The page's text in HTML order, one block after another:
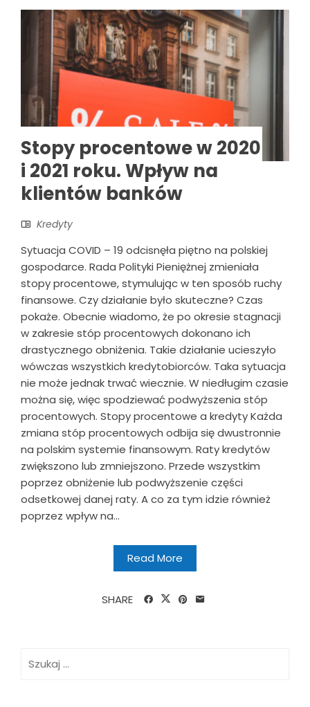
Stopy procentowe w 2020
i 2021 roku. Wpływ na
klientów banków
Kredyty
Sytuacja COVID – 19 odcisnęła piętno na polskiej
gospodarce. Rada Polityki Pieniężnej zmieniała
stopy procentowe, stymulując w ten sposób ruchy
finansowe. Czy działanie było skuteczne? Czas
pokaże. Obecnie wiadomo, że po okresie stagnacji
w zakresie stóp procentowych dokonano ich
drastycznego obniżenia. Takie działanie ucieszyło
wówczas wszystkich kredytobiorców. Taka sytuacja
nie może jednak trwać wiecznie. W niedługim czasie
można się, więc spodziewać podwyższenia stóp
procentowych. Stopy procentowe a kredyty Każda
zmiana stóp procentowych odbija się dwustronnie
na polskim systemie finansowym. Raty kredytów
zwiększono lub zmniejszono. Przede wszystkim
poprzez obniżenie lub podwyższenie części
odsetkowej danej raty. A co za tym idzie również
poprzez wpływ na...
Read More
SHARE